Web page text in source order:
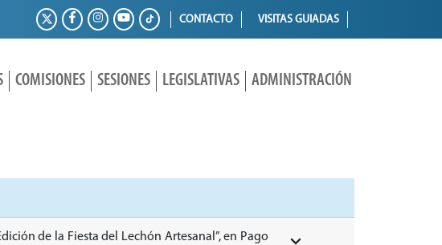
CONTACTO VISITAS GUIADAS
COMISIONES SESIONES LEGISLATIVAS ADMINISTRACIÓN
de la Fiesta del Lechón Artesanal”, en Pago